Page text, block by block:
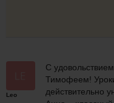
Leo
С
Тимофеем!
действительно